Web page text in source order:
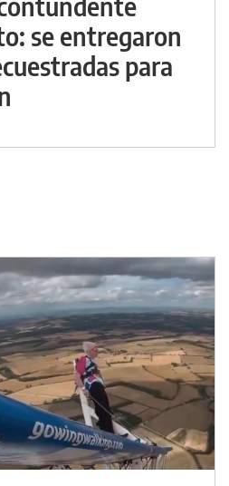
se entregaron
para